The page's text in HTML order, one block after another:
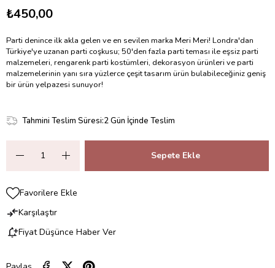
₺450,00
Parti denince ilk akla gelen ve en sevilen marka Meri Meri! Londra'dan
Türkiye'ye uzanan parti coşkusu; 50'den fazla parti teması ile eşsiz parti
malzemeleri, rengarenk parti kostümleri, dekorasyon ürünleri ve parti
malzemelerinin yanı sıra yüzlerce çeşit tasarım ürün bulabileceğiniz geniş
bir ürün yelpazesi sunuyor!
Tahmini Teslim Süresi:2 Gün İçinde Teslim
Favorilere Ekle
Karşılaştır
Fiyat Düşünce Haber Ver